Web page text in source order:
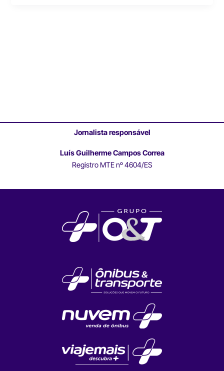
Jornalista responsável
Luís Guilherme Campos Correa
Registro MTE nº 4604/ES